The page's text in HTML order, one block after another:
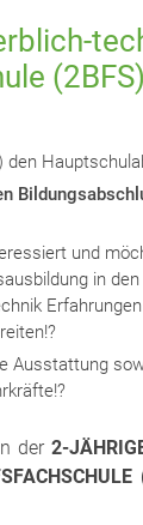
(2BFS)
den
und
in
Ausstattung
der 2-